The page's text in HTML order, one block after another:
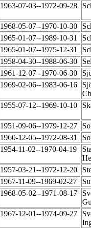
1963-07-03--1972-09-28
1968-05-07--1970-10-30
1965-01-07--1989-10-31
1965-01-07--1975-12-31
1958-04-30--1988-06-30
1961-12-07--1970-06-30
1969-02-06--1983-06-16
1955-07-12--1969-10-10
1951-09-06--1979-12-27
1960-12-05--1972-08-31
1954-11-02--1970-04-19
1957-03-21--1972-12-20
1967-11-09--1969-02-27
1968-05-02--1971-08-17
1967-12-01--1974-09-27